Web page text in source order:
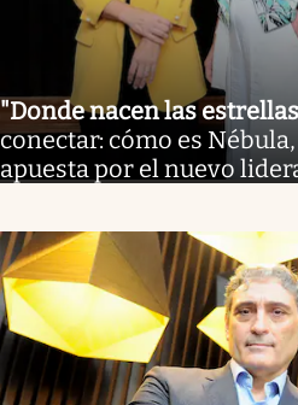
"Donde nacen las
conectar: cómo es
apuesta por el nuevo